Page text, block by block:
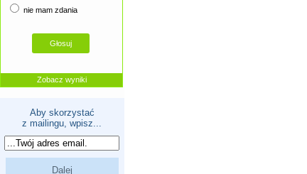
nie mam zdania
Zobacz wyniki
Aby skorzystać
z mailingu, wpisz...